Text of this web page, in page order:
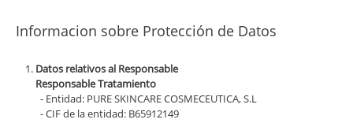
Informacion sobre Protección de Datos
Datos relativos al Responsable
Responsable Tratamiento
- Entidad: PURE SKINCARE COSMECEUTICA, S.L
- CIF de la entidad: B65912149